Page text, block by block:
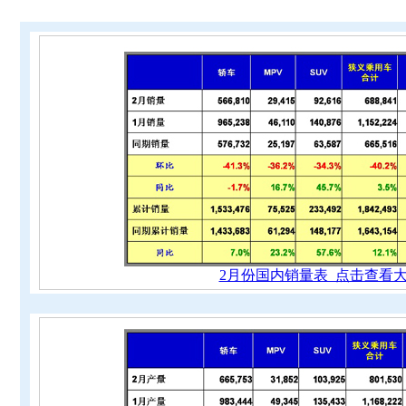
2月份国内销量表 点击查看